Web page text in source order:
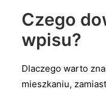
Czego
wpisu?
Dlaczego warto
mieszkaniu,